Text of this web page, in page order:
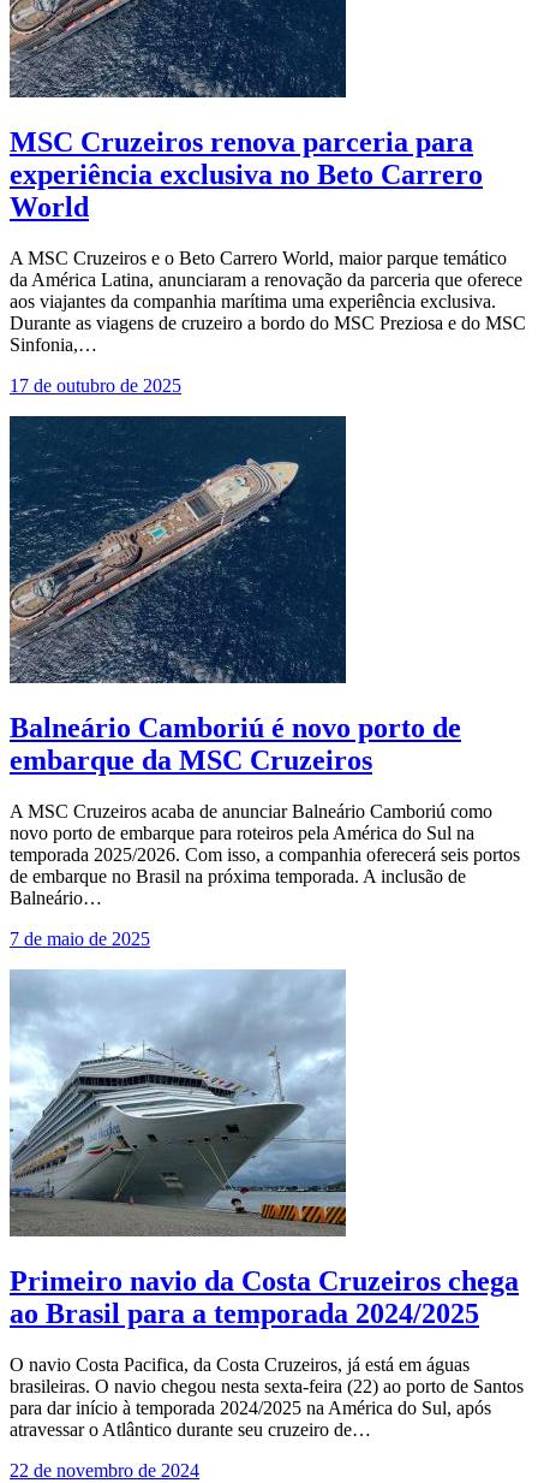
MSC Cruzeiros renova parceria para
experiência exclusiva no Beto Carrero
World
A MSC Cruzeiros e o Beto Carrero World, maior parque temático
da América Latina, anunciaram a renovação da parceria que oferece
aos viajantes da companhia marítima uma experiência exclusiva.
Durante as viagens de cruzeiro a bordo do MSC Preziosa e do MSC
Sinfonia,…
17 de outubro de 2025
Balneário Camboriú é novo porto de
embarque da MSC Cruzeiros
A MSC Cruzeiros acaba de anunciar Balneário Camboriú como
novo porto de embarque para roteiros pela América do Sul na
temporada 2025/2026. Com isso, a companhia oferecerá seis portos
de embarque no Brasil na próxima temporada. A inclusão de
Balneário…
7 de maio de 2025
Primeiro navio da Costa Cruzeiros chega
ao Brasil para a temporada 2024/2025
O navio Costa Pacifica, da Costa Cruzeiros, já está em águas
brasileiras. O navio chegou nesta sexta-feira (22) ao porto de Santos
para dar início à temporada 2024/2025 na América do Sul, após
atravessar o Atlântico durante seu cruzeiro de…
22 de novembro de 2024